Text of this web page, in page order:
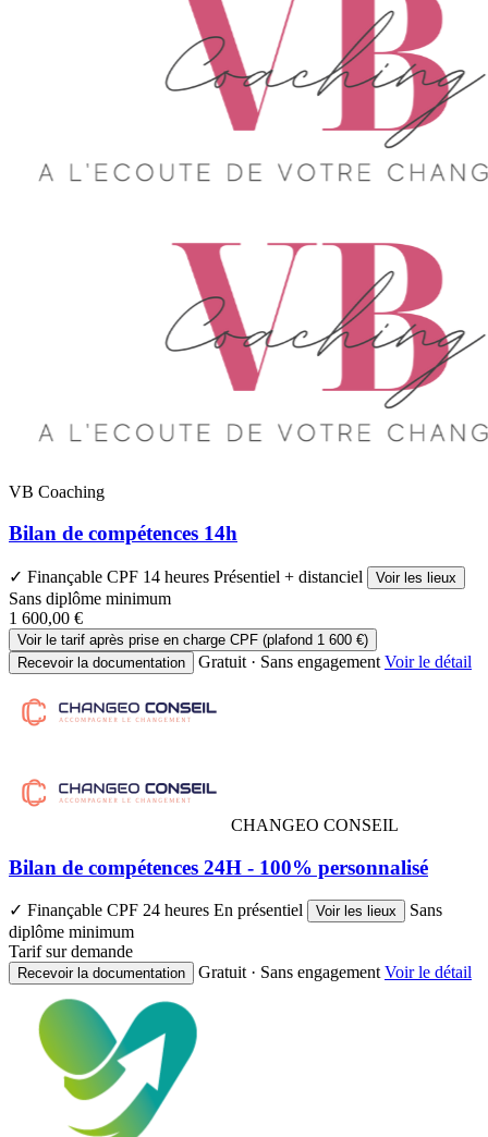
VB Coaching
Bilan de compétences 14h
✓ Finançable CPF 14 heures Présentiel + distanciel Voir les lieux
Sans diplôme minimum
1 600,00 €
Voir le tarif après prise en charge CPF (plafond 1 600 €)
Recevoir la documentation
Gratuit · Sans engagement Voir le détail
CHANGEO CONSEIL
Bilan de compétences 24H - 100% personnalisé
✓ Finançable CPF 24 heures En présentiel Voir les lieux
Sans
diplôme minimum
Tarif sur demande
Recevoir la documentation Gratuit · Sans engagement Voir le détail